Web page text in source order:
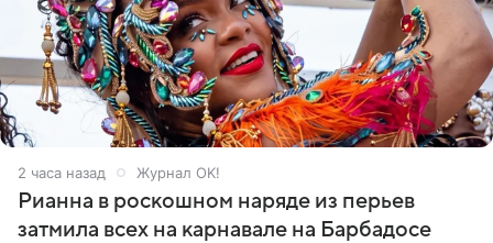
2 часа назад Журнал OK!
Рианна в роскошном наряде из перьев
затмила всех на карнавале на Барбадосе